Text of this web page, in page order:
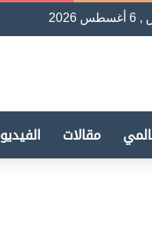
2026
مقالات الفيديو